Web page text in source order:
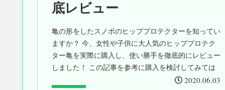
底レビュー
亀の形をしたスノボのヒッププロテクターを知ってい
ますか？ 今、女性や子供に大人気のヒッププロテク
ター亀を実際に購入し、使い勝手を徹底的にレビュー
しました！ この記事を参考に購入を検討してみては
2020.06.03